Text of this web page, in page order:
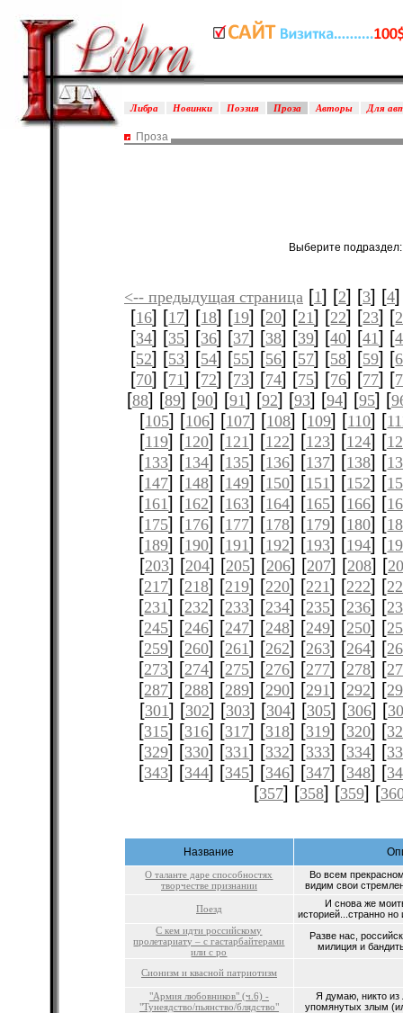
Либра Новинки Поэзия Проза Авторы Для
Проза
Выберите
<-- предыдущая страница [1] [2] [3] [4
[16] [17] [18] [19] [20] [21] [22] [23] [
[34] [35] [36] [37] [38] [39] [40] [41] [
[52] [53] [54] [55] [56] [57] [58] [59] [
[70] [71] [72] [73] [74] [75] [76] [77] [
[88] [89] [90] [91] [92] [93] [94] [95] [
[105] [106] [107] [108] [109] [110] [
[119] [120] [121] [122] [123] [124] [
[133] [134] [135] [136] [137] [138] [
[147] [148] [149] [150] [151] [152] [
[161] [162] [163] [164] [165] [166] [
[175] [176] [177] [178] [179] [180] [
[189] [190] [191] [192] [193] [194] [
[203] [204] [205] [206] [207] [208] [
[217] [218] [219] [220] [221] [222] [
[231] [232] [233] [234] [235] [236] [
[245] [246] [247] [248] [249] [250] [
[259] [260] [261] [262] [263] [264] [
[273] [274] [275] [276] [277] [278] [
[287] [288] [289] [290] [291] [292] [
[301] [302] [303] [304] [305] [306] [
[315] [316] [317] [318] [319] [320] [
[329] [330] [331] [332] [333] [334] [
[343] [344] [345] [346] [347] [348] [
[357] [358] [359] [
Название
О таланте даре способностях
творчестве признании
Во всем
видим свои
Поезд
И снова же
историей...странно
С кем идти российскому
пролетариату – с гастарбайтерами
или с ро
Разве нас,
милиция и
Сионизм и квасной патриотизм
"Армия любовников" (ч.6) -
"Тунеядство/пьянство/блядство"
Я думаю, никто из
упомянутых злым